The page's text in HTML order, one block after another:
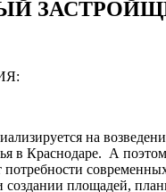
на
в Краснодаре. А
создании площадей,